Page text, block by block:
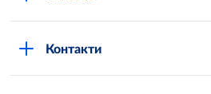
METRO AG
Контакти